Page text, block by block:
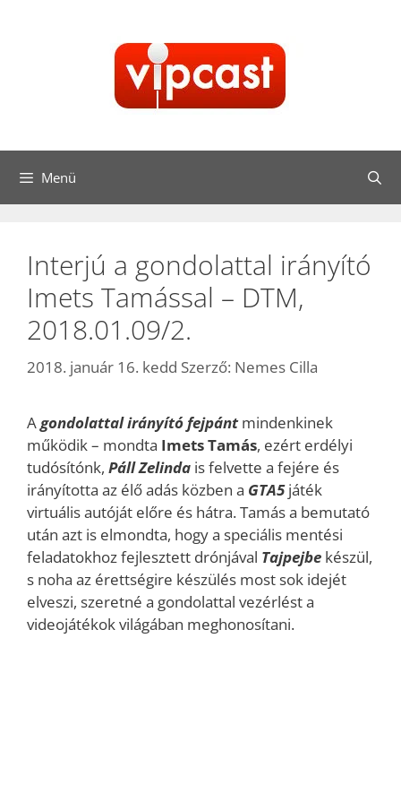
Menü
Interjú a gondolattal irányító
Imets Tamással – DTM,
2018.01.09/2.
2018. január 16. kedd Szerző: Nemes Cilla
Agondolattal irányító fejpántmindenkinek
működik – mondta Imets Tamás, ezért erdélyi
tudósítónk, Páll Zelinda is felvette a fejére és
irányította az élő adás közben a GTA5játék
virtuális autóját előre és hátra. Tamás a bemutató
után azt is elmondta, hogy a speciális mentési
feladatokhoz fejlesztett drónjával Tajpejbe készül,
s noha az érettségire készülés most sok idejét
elveszi, szeretné a gondolattal vezérlést a
videojátékok világában meghonosítani.